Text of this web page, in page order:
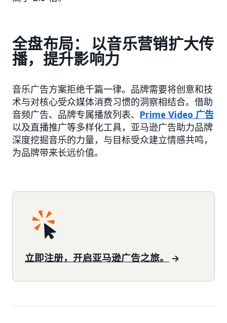
全盘布局： 以音乐营销扩大传
播，提升影响力
音乐广告方案拒绝千篇一律。品牌需要将创意和技
术与对核心受众媒体消费习惯的洞察相结合。借助
音频广告、品牌专属播放列表、 Prime Video 广告
以及直播推广等多样化工具，亚马逊广告助力品牌
深度挖掘音乐的力量，与目标受众建立情感共鸣，
为品牌带来长远价值。
立即注册，开启亚马逊广告之旅。